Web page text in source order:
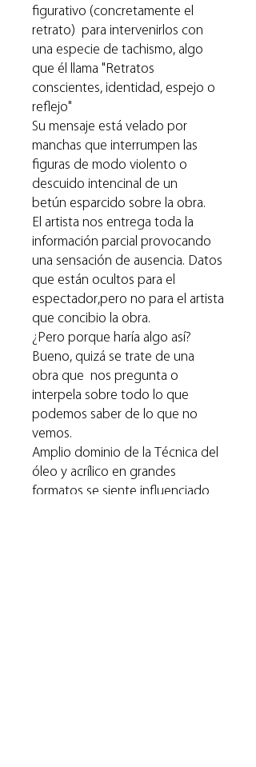
figurativo (concretamente el
retrato) para intervenirlos con
una especie de tachismo, algo
que él llama "Retratos
conscientes, identidad, espejo o
reflejo"
Su mensaje está velado por
manchas que interrumpen las
figuras de modo violento o
descuido intencinal de un
betún esparcido sobre la obra.
El artista nos entrega toda la
información parcial provocando
una sensación de ausencia. Datos
que están ocultos para el
espectador,pero no para el artista
que concibio la obra.
¿Pero porque haría algo así?
Bueno, quizá se trate de una
obra que nos pregunta o
interpela sobre todo lo que
podemos saber de lo que no
vemos.
Amplio dominio de la Técnica del
óleo y acrílico en grandes
formatos se siente influenciado